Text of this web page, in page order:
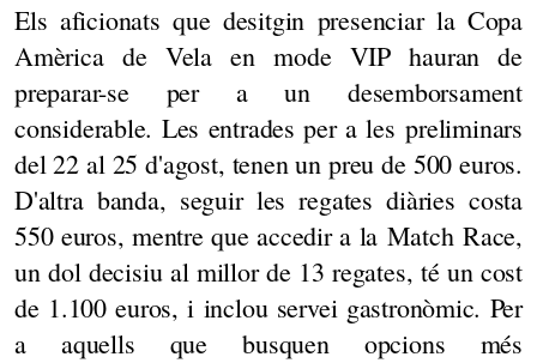
Els aficionats que desitgin presenciar la Copa
Amèrica de Vela en mode VIP hauran de
preparar-se per a un desemborsament
considerable. Les entrades per a les preliminars
del 22 al 25 d'agost, tenen un preu de 500 euros.
D'altra banda, seguir les regates diàries costa
550 euros, mentre que accedir a la Match Race,
un dol decisiu al millor de 13 regates, té un cost
de 1.100 euros, i inclou servei gastronòmic. Per
a aquells que busquen opcions més